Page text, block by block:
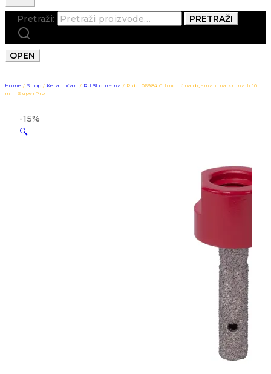
Pretraži: PRETRAŽI
OPEN
Home / Shop / Keramičari / RUBI oprema / Rubi 06984 Cilindrična dijamantna kruna fi 10
mm SuperPro
-15%
🔍